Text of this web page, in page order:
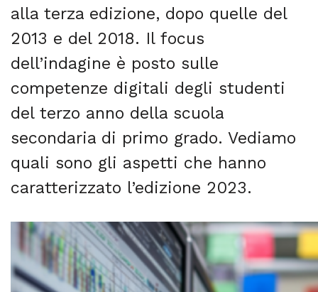
alla terza edizione, dopo quelle del
2013 e del 2018. Il focus
dell’indagine è posto sulle
competenze digitali degli studenti
del terzo anno della scuola
secondaria di primo grado. Vediamo
quali sono gli aspetti che hanno
caratterizzato l’edizione 2023.